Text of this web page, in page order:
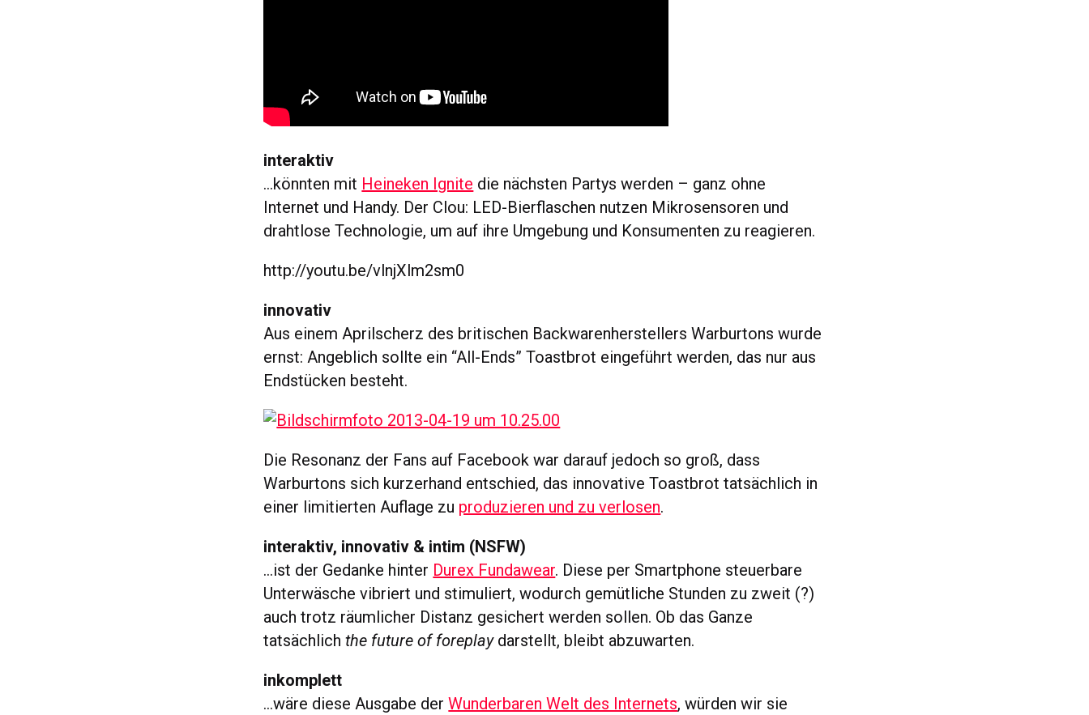
interaktiv
…könnten mit Heineken Ignite die nächsten Partys werden – ganz ohne
Internet und Handy. Der Clou: LED-Bierflaschen nutzen Mikrosensoren und
drahtlose Technologie, um auf ihre Umgebung und Konsumenten zu reagieren.
http://youtu.be/vlnjXlm2sm0
innovativ
Aus einem Aprilscherz des britischen Backwarenherstellers Warburtons wurde
ernst: Angeblich sollte ein “All-Ends” Toastbrot eingeführt werden, das nur aus
Endstücken besteht.
Die Resonanz der Fans auf Facebook war darauf jedoch so groß, dass
Warburtons sich kurzerhand entschied, das innovative Toastbrot tatsächlich in
einer limitierten Auflage zu produzieren und zu verlosen.
interaktiv, innovativ & intim (NSFW)
…ist der Gedanke hinter Durex Fundawear. Diese per Smartphone steuerbare
Unterwäsche vibriert und stimuliert, wodurch gemütliche Stunden zu zweit (?)
auch trotz räumlicher Distanz gesichert werden sollen. Ob das Ganze
tatsächlichthe future of foreplay darstellt, bleibt abzuwarten.
inkomplett
…wäre diese Ausgabe derWunderbaren Welt des Internets, würden wir sie